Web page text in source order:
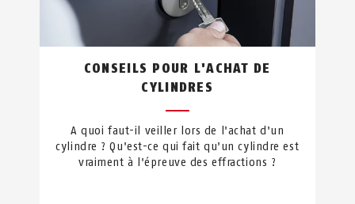
CONSEILS POUR L'ACHAT DE
CYLINDRES
A quoi faut-il veiller lors de l'achat d'un
cylindre ? Qu'est-ce qui fait qu'un cylindre est
vraiment à l'épreuve des effractions ?